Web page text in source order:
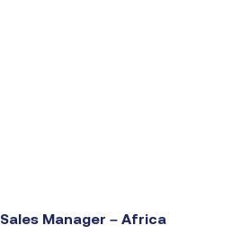
Sales Manager – Africa